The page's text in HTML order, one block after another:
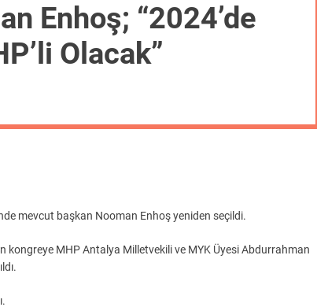
Enhoş; “2024’de
Olacak”
mevcut başkan Nooman Enhoş yeniden seçildi.
MHP Antalya Milletvekili ve MYK Üyesi Abdurrahman